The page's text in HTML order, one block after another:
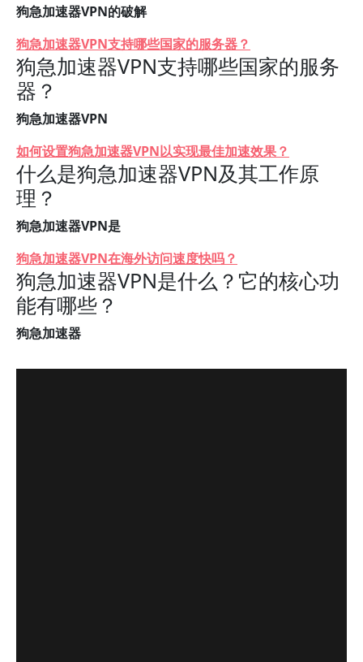
狗急加速器VPN的破解
狗急加速器VPN支持哪些国家的服务器？
狗急加速器VPN支持哪些国家的服务
器？
狗急加速器VPN
如何设置狗急加速器VPN以实现最佳加速效果？
什么是狗急加速器VPN及其工作原
理？
狗急加速器VPN是
狗急加速器VPN在海外访问速度快吗？
狗急加速器VPN是什么？它的核心功
能有哪些？
狗急加速器